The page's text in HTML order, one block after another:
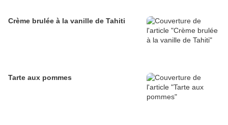
Crème brulée à la vanille de Tahiti
Tarte aux pommes